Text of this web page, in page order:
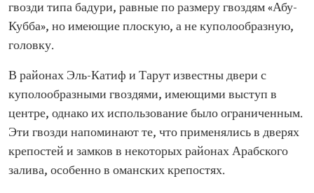
гвозди типа бадури, равные по размеру гвоздям «Абу-
Кубба», но имеющие плоскую, а не куполообразную,
головку.
В районах Эль-Катиф и Тарут известны двери с
куполообразными гвоздями, имеющими выступ в
центре, однако их использование было ограниченным.
Эти гвозди напоминают те, что применялись в дверях
крепостей и замков в некоторых районах Арабского
залива, особенно в оманских крепостях.